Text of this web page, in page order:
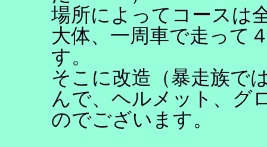
場所によってコースは
大体、一周車で走って
す。
そこに改造（暴走族で
んで、ヘルメット、グ
のでございます。